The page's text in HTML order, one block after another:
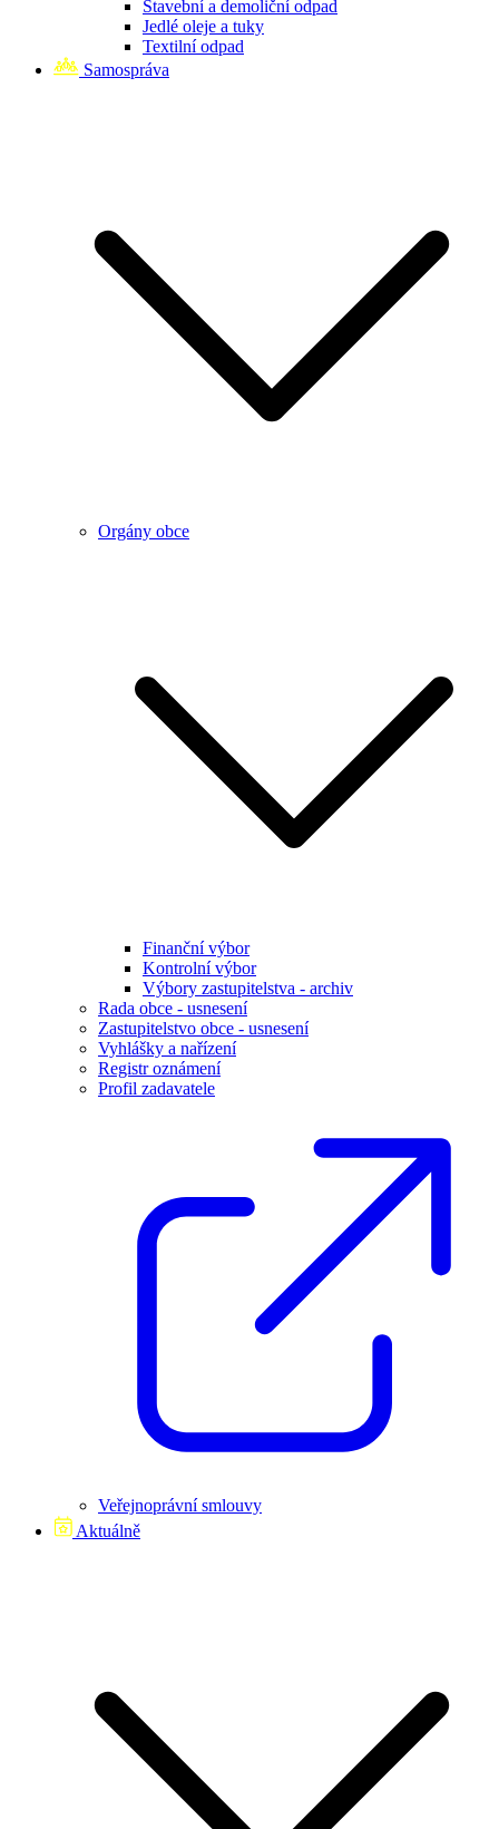
Stavební a demoliční odpad
Jedlé oleje a tuky
Textilní odpad
Samospráva
Orgány obce
Finanční výbor
Kontrolní výbor
Výbory zastupitelstva - archiv
Rada obce - usnesení
Zastupitelstvo obce - usnesení
Vyhlášky a nařízení
Registr oznámení
Profil zadavatele
Veřejnoprávní smlouvy
Aktuálně